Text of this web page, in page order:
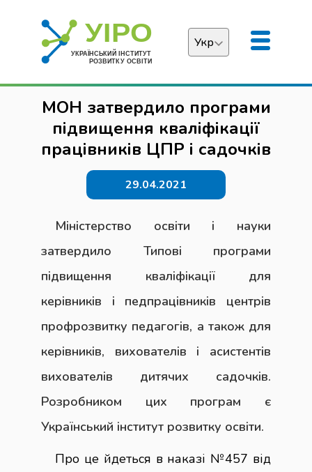
Укр
English
МОН затвердило програми
підвищення кваліфікації
працівників ЦПР і садочків
29.04.2021
Міністерство освіти і науки
затвердило Типові програми
підвищення кваліфікації для
керівників і педпрацівників центрів
профрозвитку педагогів, а також для
керівників, вихователів і асистентів
вихователів дитячих садочків.
Розробником цих програм є
Український інститут розвитку освіти.
Про це йдеться в наказі №457 від